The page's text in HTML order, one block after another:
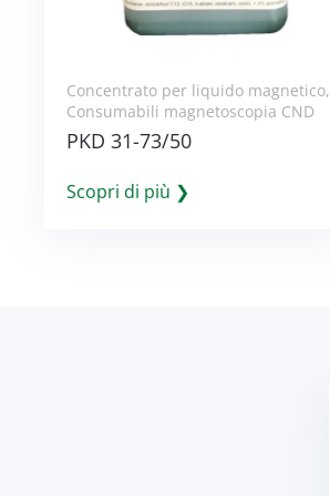
Concentrato per liquido magnetico,
Consumabili magnetoscopia CND
PKD 31-73/50
Scopri di più ❯